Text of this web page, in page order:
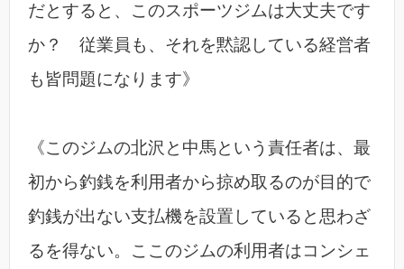
だとすると、このスポーツジムは大丈夫です
か？ 従業員も、それを黙認している経営者
も皆問題になります》
《このジムの北沢と中馬という責任者は、最
初から釣銭を利用者から掠め取るのが目的で
釣銭が出ない支払機を設置していると思わざ
るを得ない。ここのジムの利用者はコンシェ